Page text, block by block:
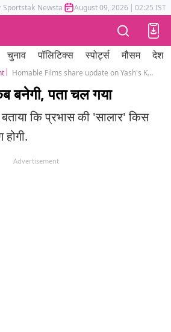
Sportstak Newstak Mumbai Tak Astrotak
August 09, 2026 | 02:25 IST
चुनाव पॉलिटिक्स स्पोर्ट्स मौसम देश
Homable Films share update on Yash's KGF 3 and Prabhas's Salaar
बनेगी, पता चल गया
कि प्रभास की 'सालार' किस
Advertisement